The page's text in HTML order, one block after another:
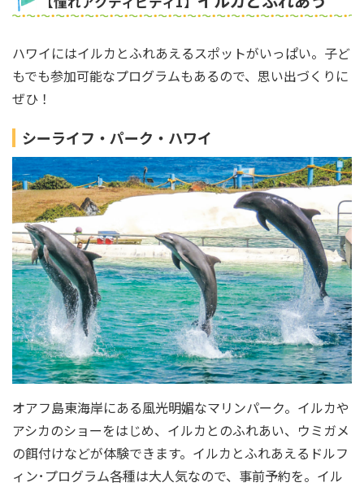
ハワイにはイルカとふれあえるスポットがいっぱい。子ど
もでも参加可能なプログラムもあるので、思い出づくりに
ぜひ！
シーライフ・パーク・ハワイ
オアフ島東海岸にある風光明媚なマリンパーク。イルカや
アシカのショーをはじめ、イルカとのふれあい、ウミガメ
の餌付けなどが体験できます。イルカとふれあえるドルフ
ィン･プログラム各種は大人気なので、事前予約を。イル